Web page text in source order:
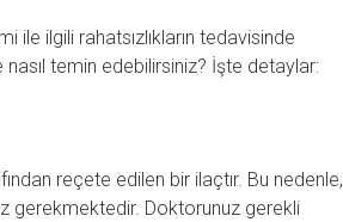
ilgili rahatsızlıkların tedavisinde
nasıl temin edebilirsiniz? İşte detaylar:
reçete edilen bir ilaçtır. Bu nedenle,
gerekmektedir. Doktorunuz gerekli